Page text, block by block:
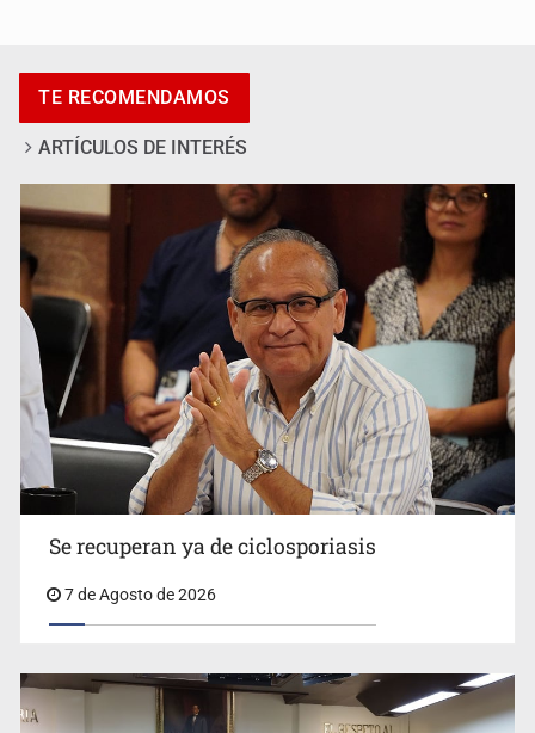
Castro
Vecinos acusan retiro de árboles; Ijalvi niega tala
Buscan mantener tradiciones con Feria Corazón de
TE RECOMENDAMOS
ARTÍCULOS DE INTERÉS
Se recuperan ya de ciclosporiasis
7 de Agosto de 2026